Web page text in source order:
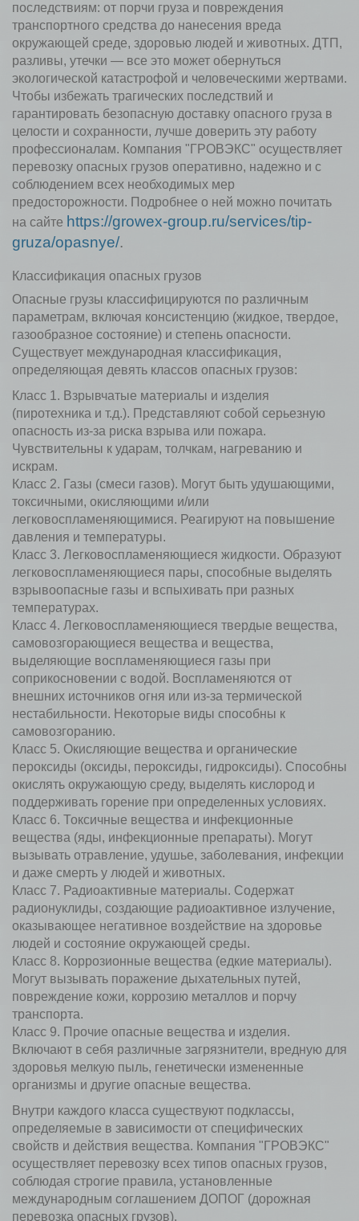
последствиям: от порчи груза и повреждения
транспортного средства до нанесения вреда
окружающей среде, здоровью людей и животных. ДТП,
разливы, утечки — все это может обернуться
экологической катастрофой и человеческими жертвами.
Чтобы избежать трагических последствий и
гарантировать безопасную доставку опасного груза в
целости и сохранности, лучше доверить эту работу
профессионалам. Компания "ГРОВЭКС" осуществляет
перевозку опасных грузов оперативно, надежно и с
соблюдением всех необходимых мер
предосторожности. Подробнее о ней можно почитать
на сайте https://growex-group.ru/services/tip-
gruza/opasnye/.
Классификация опасных грузов
Опасные грузы классифицируются по различным
параметрам, включая консистенцию (жидкое, твердое,
газообразное состояние) и степень опасности.
Существует международная классификация,
определяющая девять классов опасных грузов:
Класс 1. Взрывчатые материалы и изделия
(пиротехника и т.д.). Представляют собой серьезную
опасность из-за риска взрыва или пожара.
Чувствительны к ударам, толчкам, нагреванию и
искрам.
Класс 2. Газы (смеси газов). Могут быть удушающими,
токсичными, окисляющими и/или
легковоспламеняющимися. Реагируют на повышение
давления и температуры.
Класс 3. Легковоспламеняющиеся жидкости. Образуют
легковоспламеняющиеся пары, способные выделять
взрывоопасные газы и вспыхивать при разных
температурах.
Класс 4. Легковоспламеняющиеся твердые вещества,
самовозгорающиеся вещества и вещества,
выделяющие воспламеняющиеся газы при
соприкосновении с водой. Воспламеняются от
внешних источников огня или из-за термической
нестабильности. Некоторые виды способны к
самовозгоранию.
Класс 5. Окисляющие вещества и органические
пероксиды (оксиды, пероксиды, гидроксиды). Способны
окислять окружающую среду, выделять кислород и
поддерживать горение при определенных условиях.
Класс 6. Токсичные вещества и инфекционные
вещества (яды, инфекционные препараты). Могут
вызывать отравление, удушье, заболевания, инфекции
и даже смерть у людей и животных.
Класс 7. Радиоактивные материалы. Содержат
радионуклиды, создающие радиоактивное излучение,
оказывающее негативное воздействие на здоровье
людей и состояние окружающей среды.
Класс 8. Коррозионные вещества (едкие материалы).
Могут вызывать поражение дыхательных путей,
повреждение кожи, коррозию металлов и порчу
транспорта.
Класс 9. Прочие опасные вещества и изделия.
Включают в себя различные загрязнители, вредную для
здоровья мелкую пыль, генетически измененные
организмы и другие опасные вещества.
Внутри каждого класса существуют подклассы,
определяемые в зависимости от специфических
свойств и действия вещества. Компания "ГРОВЭКС"
осуществляет перевозку всех типов опасных грузов,
соблюдая строгие правила, установленные
международным соглашением ДОПОГ (дорожная
перевозка опасных грузов).